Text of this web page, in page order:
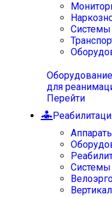
Системы
Оборудование
для
Перейти